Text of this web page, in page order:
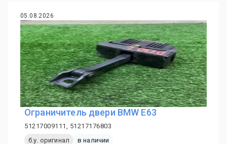
05.08.2026
Ограничитель двери BMW E63
51217009111, 51217176803
б.у. оригинал
в наличии